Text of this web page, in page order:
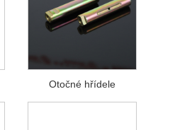
Otočné hřídele